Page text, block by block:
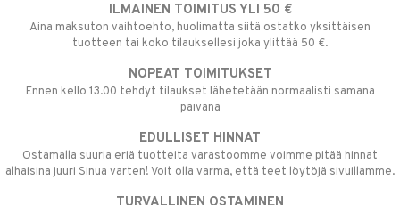
ILMAINEN TOIMITUS YLI 50 €
Aina maksuton vaihtoehto, huolimatta siitä ostatko yksittäisen
tuotteen tai koko tilauksellesi joka ylittää 50 €.
NOPEAT TOIMITUKSET
Ennen kello 13.00 tehdyt tilaukset lähetetään normaalisti samana
päivänä
EDULLISET HINNAT
Ostamalla suuria eriä tuotteita varastoomme voimme pitää hinnat
alhaisina juuri Sinua varten! Voit olla varma, että teet löytöjä sivuillamme.